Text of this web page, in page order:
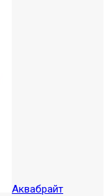
Аквабрайт